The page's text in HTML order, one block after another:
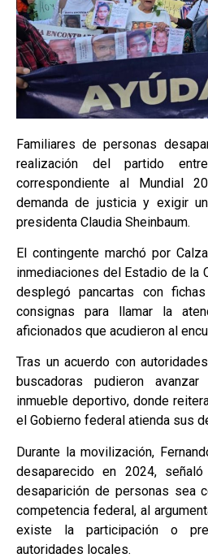
Familiares de personas
realización del partido
correspondiente al Mundial
demanda de justicia y exigir
presidenta Claudia Sheinbaum.
El contingente marchó por
inmediaciones del Estadio de la
desplegó pancartas con
consignas para llamar la
aficionados que acudieron al
Tras un acuerdo con
buscadoras pudieron
inmueble deportivo, donde
el Gobierno federal atienda sus
Durante la movilización,
desaparecido en 2024,
desaparición de personas sea
competencia federal, al
existe la participación o
autoridades locales.